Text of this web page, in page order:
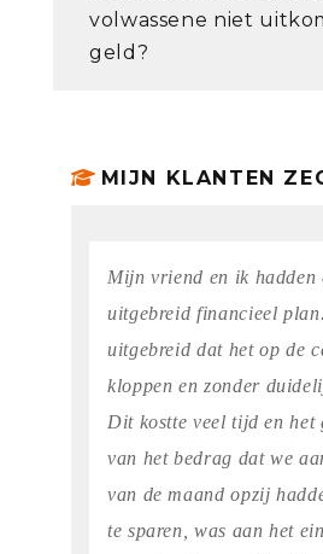
volwassene niet
geld?
MIJN KLANTEN
Mijn vriend en ik hadden
uitgebreid financieel
uitgebreid dat het op de
kloppen en zonder
Dit kostte veel tijd en het
van het bedrag dat we
van de maand opzij
te sparen, was aan het